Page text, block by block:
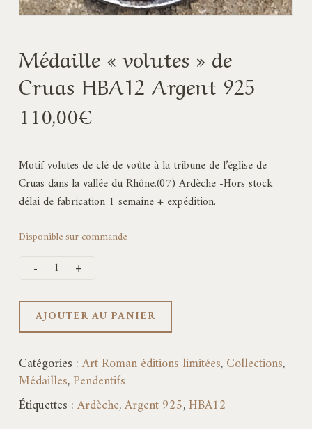
Médaille « volutes » de
Cruas HBA12 Argent 925
110,00€
Motif volutes de clé de voûte à la tribune de l’église de
Cruas dans la vallée du Rhône.(07) Ardèche -Hors stock
délai de fabrication 1 semaine + expédition.
Disponible sur commande
AJOUTER AU PANIER
Catégories :Art Roman éditions limitées,Collections,
Médailles,Pendentifs
Étiquettes :Ardèche,Argent 925,HBA12